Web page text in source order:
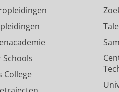
Schools
College